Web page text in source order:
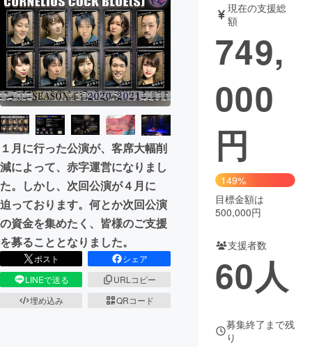
テクノロジー・ガジェット
映像・映画 書籍・雑誌
ビジネス・起業 チャレンジ
まちづくり・地域活性化
CAMPFIRE for Social Good
CAMPFIRE Creation
CAMPFIREふるさと納税machi-ya コミュニティ
１月に行った公演が、客席大幅削
減によって、赤字運営になりまし
た。しかし、次回公演が４月に
迫っております。何とか次回公演
の資金を集めたく、皆様のご支援
を募ることとなりました。
ポスト
シェア
LINEで送る
URLコピー
埋め込み
QRコード
現在の支援総
額
749,
000
円
149%
目標金額は
500,000円
支援者数
60人
募集終了まで残
り